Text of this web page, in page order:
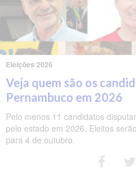
Eleições 2026
Veja quem são os
Pernambuco em 2026
Pelo menos 11 candidatos
pelo estado em 2026. Eleitos
para 4 de outubro.